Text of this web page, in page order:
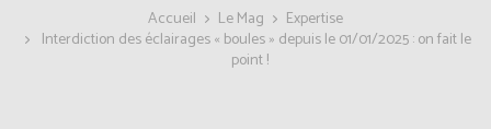
Accueil Le Mag
Expertise
Interdiction des éclairages « boules » depuis le 01/01/2025 : on fait le
point !